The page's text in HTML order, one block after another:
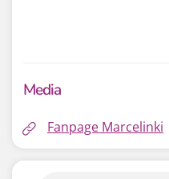
Media
Fanpage Marcelinki